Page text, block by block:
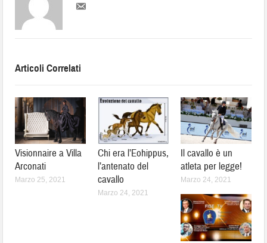
Articoli Correlati
Visionnaire a Villa
Arconati
Marzo 25, 2021
Chi era l’Eohippus,
l’antenato del
cavallo
Marzo 24, 2021
Il cavallo è un
atleta per legge!
Marzo 24, 2021